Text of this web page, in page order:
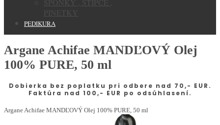
SPONKY , STIPCE ,
PINETKY
PEDIKURA
Argane Achifae MANDĽOVÝ Olej
100% PURE, 50 ml
Dobierka bez poplatku pri odbere nad 70,- EUR.
Faktúra nad 100,- EUR po odsúhlasení.
Argane Achifae MANDĽOVÝ Olej 100% PURE, 50 ml